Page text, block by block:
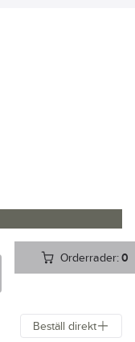
Orderrader:0
Beställ direkt